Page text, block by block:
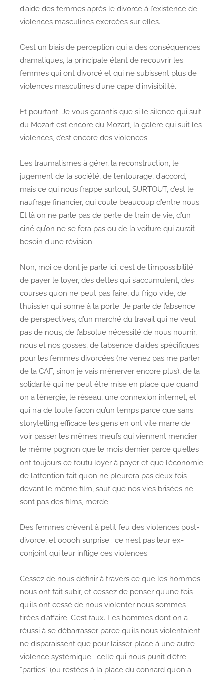
d’aide des femmes après le divorce à l’existence de
violences masculines exercées sur elles.
C’est un biais de perception qui a des conséquences
dramatiques, la principale étant de recouvrir les
femmes qui ont divorcé et qui ne subissent plus de
violences masculines d’une cape d’invisibilité.
Et pourtant. Je vous garantis que si le silence qui suit
du Mozart est encore du Mozart, la galère qui suit les
violences, c’est encore des violences.
Les traumatismes à gérer, la reconstruction, le
jugement de la société, de l’entourage, d’accord,
mais ce qui nous frappe surtout, SURTOUT, c’est le
naufrage financier, qui coule beaucoup d’entre nous.
Et là on ne parle pas de perte de train de vie, d’un
ciné qu’on ne se fera pas ou de la voiture qui aurait
besoin d’une révision.
Non, moi ce dont je parle ici, c’est de l’impossibilité
de payer le loyer, des dettes qui s’accumulent, des
courses qu’on ne peut pas faire, du frigo vide, de
l’huissier qui sonne à la porte. Je parle de l’absence
de perspectives, d’un marché du travail qui ne veut
pas de nous, de l’absolue nécessité de nous nourrir,
nous et nos gosses, de l’absence d’aides spécifiques
pour les femmes divorcées (ne venez pas me parler
de la CAF, sinon je vais m’énerver encore plus), de la
solidarité qui ne peut être mise en place que quand
on a l’énergie, le réseau, une connexion internet, et
qui n’a de toute façon qu’un temps parce que sans
storytelling efficace les gens en ont vite marre de
voir passer les mêmes meufs qui viennent mendier
le même pognon que le mois dernier parce qu’elles
ont toujours ce foutu loyer à payer et que l’économie
de l’attention fait qu’on ne pleurera pas deux fois
devant le même film, sauf que nos vies brisées ne
sont pas des films, merde.
Des femmes crèvent à petit feu des violences post-
divorce, et ooooh surprise : ce n’est pas leur ex-
conjoint qui leur inflige ces violences.
Cessez de nous définir à travers ce que les hommes
nous ont fait subir, et cessez de penser qu’une fois
qu’ils ont cessé de nous violenter nous sommes
tirées d’affaire. C’est faux. Les hommes dont on a
réussi à se débarrasser parce qu’ils nous violentaient
ne disparaissent que pour laisser place à une autre
violence systémique : celle qui nous punit d’être
“parties” (ou restées à la place du connard qu’on a